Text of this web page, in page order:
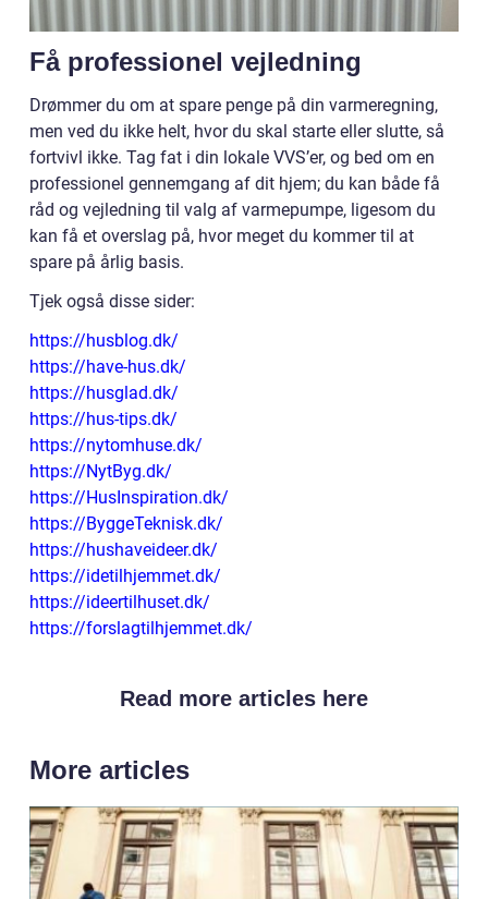
Få professionel vejledning
Drømmer du om at spare penge på din varmeregning,
men ved du ikke helt, hvor du skal starte eller slutte, så
fortvivl ikke. Tag fat i din lokale VVS’er, og bed om en
professionel gennemgang af dit hjem; du kan både få
råd og vejledning til valg af varmepumpe, ligesom du
kan få et overslag på, hvor meget du kommer til at
spare på årlig basis.
Tjek også disse sider:
https://husblog.dk/
https://have-hus.dk/
https://husglad.dk/
https://hus-tips.dk/
https://nytomhuse.dk/
https://NytByg.dk/
https://HusInspiration.dk/
https://ByggeTeknisk.dk/
https://hushaveideer.dk/
https://idetilhjemmet.dk/
https://ideertilhuset.dk/
https://forslagtilhjemmet.dk/
Read more articles here
More articles